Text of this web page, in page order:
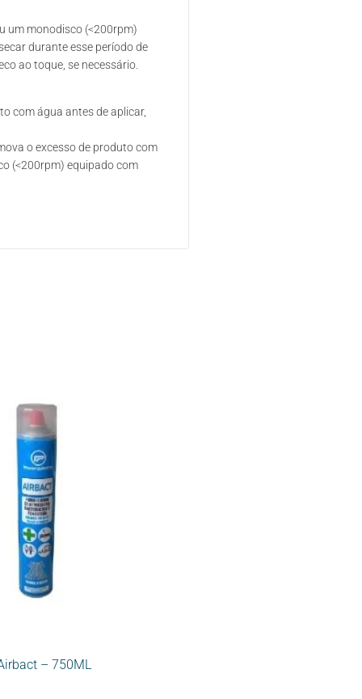
um monodisco (<200rpm)
durante esse período de
ao toque, se necessário.
com água antes de aplicar,
o excesso de produto com
(<200rpm) equipado com
– 750ML